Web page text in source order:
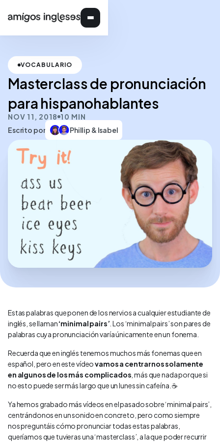
VOCABULARIO
Masterclass de pronunciación
para hispanohablantes
NOV 11, 2018 10 MIN
Escrito por
Phillip & Isabel
Estas palabras que ponen de los nervios a cualquier estudiante de
inglés, se llaman‘minimal pairs’ . Los ‘minimal pairs’ son pares de
palabras cuya pronunciación varía únicamente en un fonema.
Recuerda que en inglés tenemos muchos más fonemas que en
español, pero en este vídeovamos a centrarnos solamente
en algunos de los más complicados , más que nada porque si
no esto puede ser más largo que un lunes sin cafeína. ☕
Ya hemos grabado más vídeos en el pasado sobre ‘minimal pairs’,
centrándonos en un sonido en concreto, pero como siempre
nos preguntáis cómo pronunciar todas estas palabras,
queríamos que tuvieras una ‘masterclass’, a la que poder recurrir